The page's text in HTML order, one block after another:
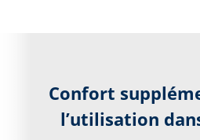
Confort
l’utilisation